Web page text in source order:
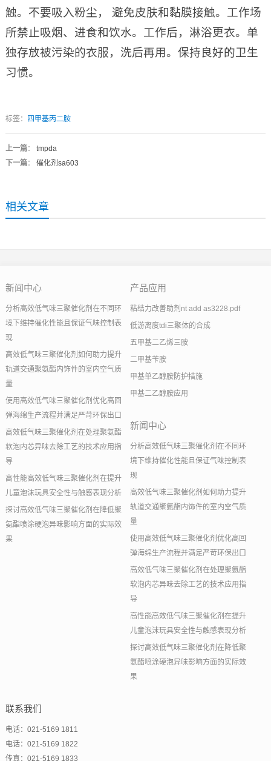
触。不要吸入粉尘， 避免皮肤和黏膜接触。工作场
所禁止吸烟、进食和饮水。工作后，淋浴更衣。单
独存放被污染的衣服，洗后再用。保持良好的卫生
习惯。
标签： 四甲基丙二胺
上一篇： tmpda
下一篇： 催化剂sa603
相关文章
新闻中心
分析高效低气味三聚催化剂在不同环
境下维持催化性能且保证气味控制表
现
高效低气味三聚催化剂如何助力提升
轨道交通聚氨酯内饰件的室内空气质
量
使用高效低气味三聚催化剂优化高回
弹海绵生产流程并满足严苛环保出口
高效低气味三聚催化剂在处理聚氨酯
软泡内芯异味去除工艺的技术应用指
导
高性能高效低气味三聚催化剂在提升
儿童泡沫玩具安全性与触感表现分析
探讨高效低气味三聚催化剂在降低聚
氨酯喷涂硬泡异味影响方面的实际效
果
产品应用
粘结力改善助剂nt add as3228.pdf
低游离度tdi三聚体的合成
五甲基二乙烯三胺
二甲基苄胺
甲基单乙醇胺防护措施
甲基二乙醇胺应用
新闻中心
分析高效低气味三聚催化剂在不同环
境下维持催化性能且保证气味控制表
现
高效低气味三聚催化剂如何助力提升
轨道交通聚氨酯内饰件的室内空气质
量
使用高效低气味三聚催化剂优化高回
弹海绵生产流程并满足严苛环保出口
高效低气味三聚催化剂在处理聚氨酯
软泡内芯异味去除工艺的技术应用指
导
高性能高效低气味三聚催化剂在提升
儿童泡沫玩具安全性与触感表现分析
探讨高效低气味三聚催化剂在降低聚
氨酯喷涂硬泡异味影响方面的实际效
果
联系我们
电话：021-5169 1811
电话：021-5169 1822
传真：021-5169 1833